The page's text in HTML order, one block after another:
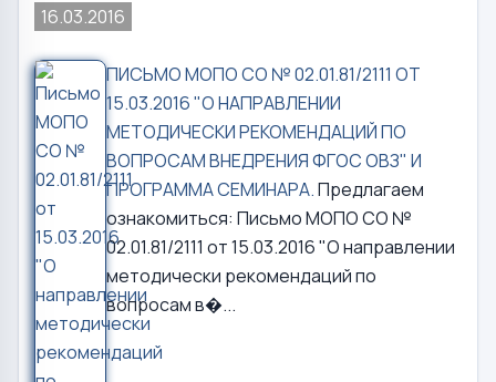
16.03.2016
ПИСЬМО МОПО СО № 02.01.81/2111 ОТ
15.03.2016 "О НАПРАВЛЕНИИ
МЕТОДИЧЕСКИ РЕКОМЕНДАЦИЙ ПО
ВОПРОСАМ ВНЕДРЕНИЯ ФГОС ОВЗ" И
ПРОГРАММА СЕМИНАРА.Предлагаем
ознакомиться: Письмо МОПО СО №
02.01.81/2111 от 15.03.2016 "О направлении
методически рекомендаций по
вопросам в�...